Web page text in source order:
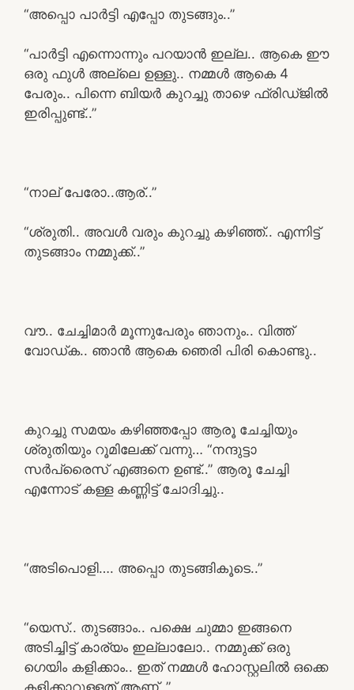
“അപ്പൊ പാർട്ടി എപ്പോ തുടങ്ങും..”
“പാർട്ടി എന്നൊന്നും പറയാൻ ഇല്ല.. ആകെ ഈ
ഒരു ഫുൾ അല്ലെ ഉള്ളു.. നമ്മൾ ആകെ 4
പേരും.. പിന്നെ ബിയർ കുറച്ചു താഴെ ഫ്രിഡ്ജിൽ
ഇരിപ്പുണ്ട്..”
“നാല് പേരോ..ആര്..”
“ശ്രുതി.. അവൾ വരും കുറച്ചു കഴിഞ്ഞ്.. എന്നിട്ട്
തുടങ്ങാം നമ്മുക്ക്..”
വൗ.. ചേച്ചിമാർ മൂന്നുപേരും ഞാനും.. വിത്ത്‌
വോഡ്ക.. ഞാൻ ആകെ ഞെരി പിരി കൊണ്ടു..
കുറച്ചു സമയം കഴിഞ്ഞപ്പോ ആരൂ ചേച്ചിയും
ശ്രുതിയും റൂമിലേക്ക് വന്നു… “നന്ദുട്ടാ
സർപ്രൈസ് എങ്ങനെ ഉണ്ട്..” ആരൂ ചേച്ചി
എന്നോട് കള്ള കണ്ണിട്ട് ചോദിച്ചു..
“അടിപൊളി…. അപ്പൊ തുടങ്ങികൂടെ..”
“യെസ്.. തുടങ്ങാം.. പക്ഷെ ചുമ്മാ ഇങ്ങനെ
അടിച്ചിട്ട് കാര്യം ഇല്ലാലോ.. നമ്മുക്ക് ഒരു
ഗെയിം കളിക്കാം.. ഇത് നമ്മൾ ഹോസ്റ്റലിൽ ഒക്കെ
കളിക്കാറുള്ളത് ആണ്..”